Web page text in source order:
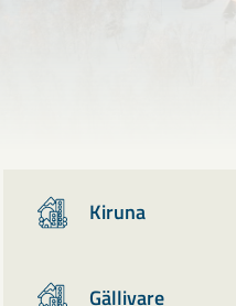
Kiruna
Gällivare